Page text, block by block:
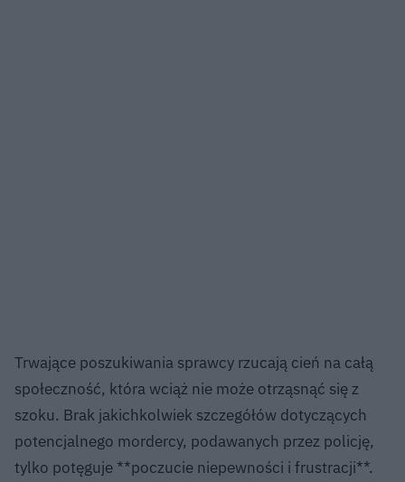
Trwające poszukiwania sprawcy rzucają cień na całą
społeczność, która wciąż nie może otrząsnąć się z
szoku. Brak jakichkolwiek szczegółów dotyczących
potencjalnego mordercy, podawanych przez policję,
tylko potęguje **poczucie niepewności i frustracji**.